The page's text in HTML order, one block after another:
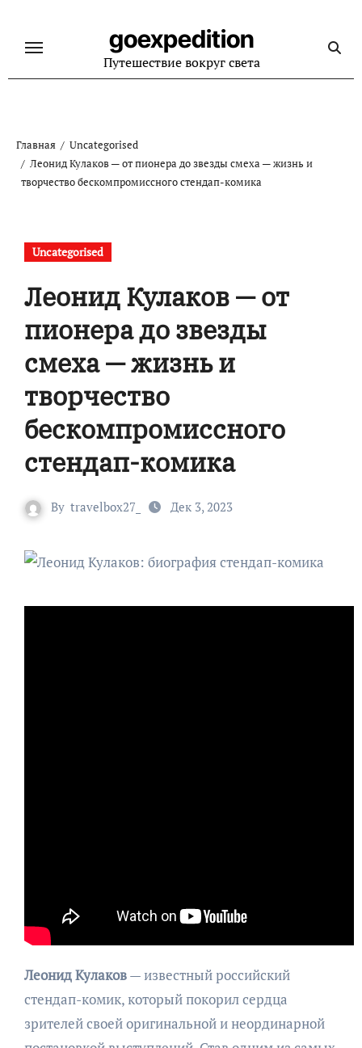
содержанию
goexpedition
Путешествие вокруг света
Главная
Uncategorised
Леонид Кулаков — от пионера до звезды смеха — жизнь и
творчество бескомпромиссного стендап-комика
Uncategorised
Леонид Кулаков — от
пионера до звезды
смеха — жизнь и
творчество
бескомпромиссного
стендап-комика
By travelbox27_ Дек 3, 2023
Леонид Кулаков— известный российский
стендап-комик, который покорил сердца
зрителей своей оригинальной и неординарной